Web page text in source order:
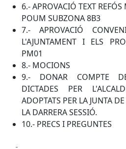
6.- APROVACIÓ TEXT
POUM SUBZONA 8B3
7.- APROVACIÓ
L'AJUNTAMENT I ELS
PM01
8.- MOCIONS
9.- DONAR COMPTE
DICTADES PER
ADOPTATS PER LA JUNTA
LA DARRERA SESSIÓ.
10.- PRECS I PREGUNTES